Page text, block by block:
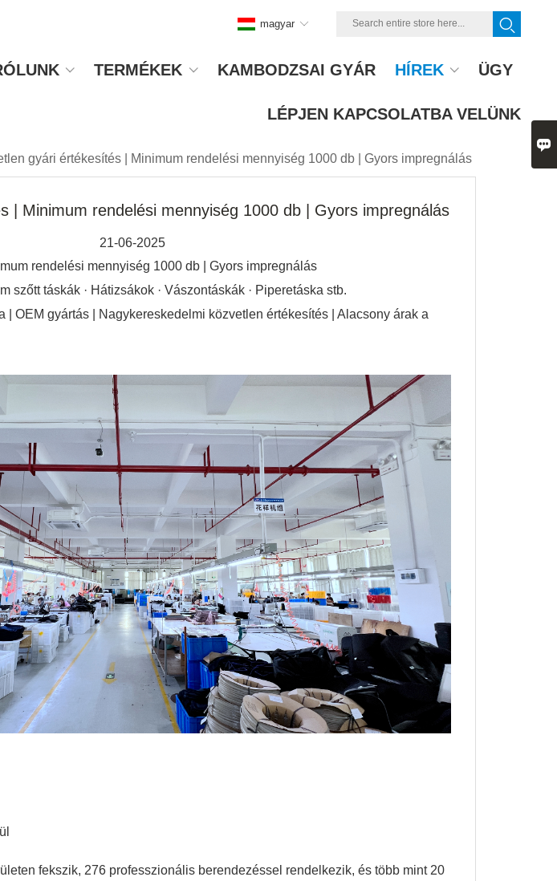
TERMÉKEK KAMBODZSAI GYÁR HÍREK ÜGY
LÉPJEN KAPCSOLATBA VELÜNK
magyar
gyári értékesítés | Minimum rendelési mennyiség 1000 db | Gyors impregnálás
| Minimum rendelési mennyiség 1000 db | Gyors impregnálás
21-06-2025
rendelési mennyiség 1000 db | Gyors impregnálás
szőtt táskák · Hátizsákok · Vászontáskák · Piperetáska stb.
| OEM gyártás | Nagykereskedelmi közvetlen értékesítés | Alacsony árak a
fekszik, 276 professzionális berendezéssel rendelkezik, és több mint 20
